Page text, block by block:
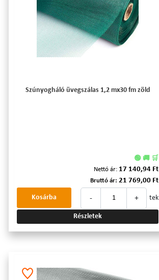
Szúnyogháló üvegszálas 1,2 mx30 fm zöld
🟢 🚚 🛒
Nettó ár: 17 140,94 Ft
Bruttó ár: 21 769,00 Ft
- + tek
Kosárba
Részletek